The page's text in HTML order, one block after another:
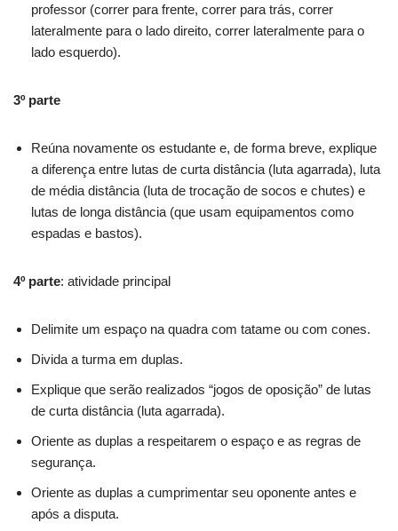
professor (correr para frente, correr para trás, correr
lateralmente para o lado direito, correr lateralmente para o
lado esquerdo).
3º parte
Reúna novamente os estudante e, de forma breve, explique
a diferença entre lutas de curta distância (luta agarrada), luta
de média distância (luta de trocação de socos e chutes) e
lutas de longa distância (que usam equipamentos como
espadas e bastos).
4º parte: atividade principal
Delimite um espaço na quadra com tatame ou com cones.
Divida a turma em duplas.
Explique que serão realizados “jogos de oposição” de lutas
de curta distância (luta agarrada).
Oriente as duplas a respeitarem o espaço e as regras de
segurança.
Oriente as duplas a cumprimentar seu oponente antes e
após a disputa.